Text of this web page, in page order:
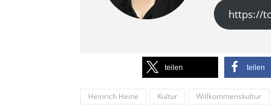
https://
teilen teilen
Heinrich Heine Kultur Willkommenskultur